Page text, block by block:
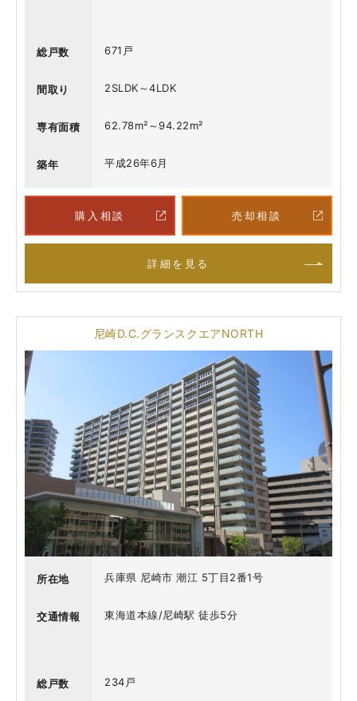
総戸数 671戸
間取り 2SLDK～4LDK
専有面積 62.78m²～94.22m²
築年 平成26年6月
購入相談 売却相談
詳細を見る
尼崎D.C.グランスクエアNORTH
所在地 兵庫県 尼崎市 潮江 5丁目2番1号
交通情報 東海道本線/尼崎駅 徒歩5分
総戸数 234戸